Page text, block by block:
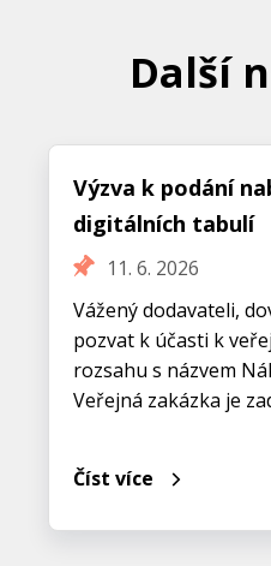
Další
Výzva k podání
digitálních tabulí
11. 6. 2026
Vážený dodavateli,
pozvat k účasti k
rozsahu s názvem
Veřejná zakázka je
Číst více